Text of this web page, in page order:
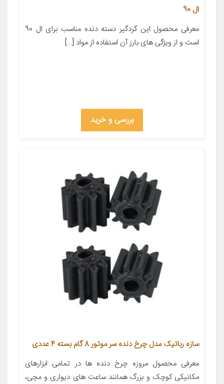
ال 90
معرفی محصول این گردگیر دسته دنده مناسب برای ال 90
است و از ویژگی های بارز آن استفاده از مواد […]
بررسی و خرید
سازه رباتیک مدل چرخ دنده سر موتور 8 گام بسته 4 عددی
معرفی محصول مروزه چرخ دنده ها در تمامی ابزارهای
مکانیکی کوچک و بزرگ همانند ساعت های دیواری و مچی،